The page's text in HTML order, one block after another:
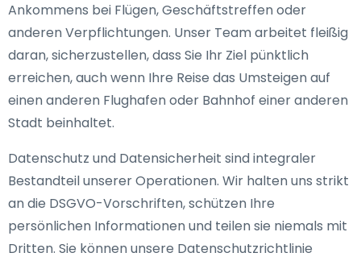
Ankommens bei Flügen, Geschäftstreffen oder
anderen Verpflichtungen. Unser Team arbeitet fleißig
daran, sicherzustellen, dass Sie Ihr Ziel pünktlich
erreichen, auch wenn Ihre Reise das Umsteigen auf
einen anderen Flughafen oder Bahnhof einer anderen
Stadt beinhaltet.
Datenschutz und Datensicherheit sind integraler
Bestandteil unserer Operationen. Wir halten uns strikt
an die DSGVO-Vorschriften, schützen Ihre
persönlichen Informationen und teilen sie niemals mit
Dritten. Sie können unsere Datenschutzrichtlinie